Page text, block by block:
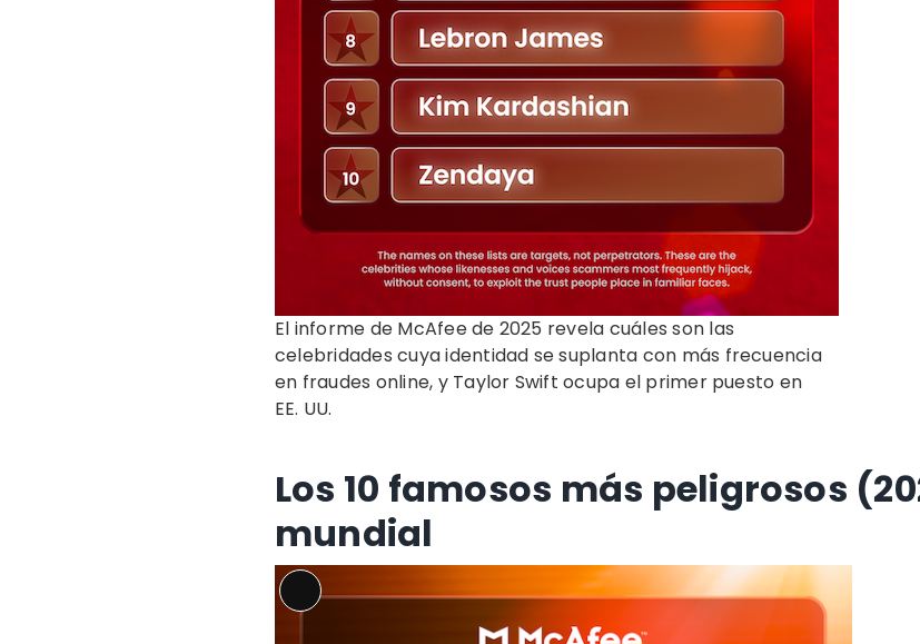
El informe de McAfee de 2025 revela cuáles son las
celebridades cuya identidad se suplanta con más frecuencia
en fraudes online, y Taylor Swift ocupa el primer puesto en
EE. UU.
Los 10 famosos más peligrosos
mundial
Long